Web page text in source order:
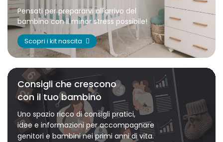
Pensati per prepararvi all'arrivo del
bambino con il minor stress possibile!
Scopri i kit nascita
Consigli che crescono
con il tuo bambino
Uno spazio ricco di consigli pratici,
idee e informazioni per accompagnare
genitori e bambini nei primi anni di vita.